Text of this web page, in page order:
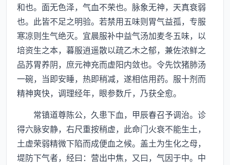
和也。面无色泽，气血不荣也。脉象无神，天真衰弱
也。此皆不足之明验。若禁用五味则胃气益孤，专服
寒凉则生气绝灭。宜晨服补中益气汤加麦冬五味，以
培资生之本，暮服逍遥散以疏乙木之郁，兼佐浓鲜之
品苏胃养阴，庶元神充而虚阳内敛也。令先饮猪肺汤
一碗，当即安睡，热即稍减，遂相信用药。服十剂而
精神爽快，调理经年，眼参数斤，乃获全愈。
常镇道尊陈公，久患下血，甲辰春召予调治。诊
得六脉安静，右尺重按稍虚，此命门火衰不能生土，
土虚荣弱精微下陷而成便血之候。盖土为生化之母，
堤防下气者，经曰：营出中焦，又曰，气因于中。中